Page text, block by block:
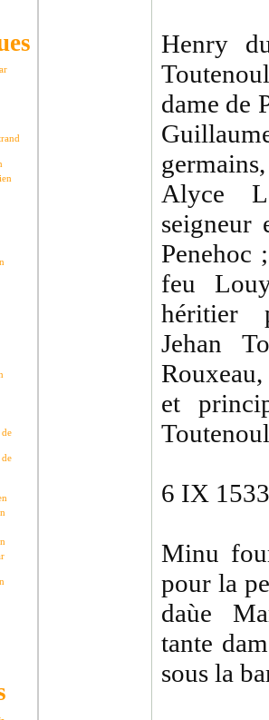
Henry
dame de
Alyce
seigneur
Penehoc
feu
héritier
Jehan
et
6 IX 1533
Minu
pour la
daùe
tante
sous la